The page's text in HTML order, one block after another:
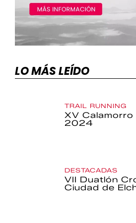
LO MÁS LEÍDO
TRAIL RUNNING
XV Calamorro
2024
DESTACADAS
VII Duatlón
Ciudad de